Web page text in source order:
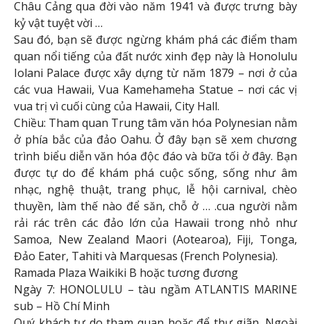
Châu Cảng qua đời vào năm 1941 và được trưng bày
kỷ vật tuyệt vời …
Sau đó, bạn sẽ được ngừng khám phá các điểm tham
quan nổi tiếng của đất nước xinh đẹp này là Honolulu
Iolani Palace được xây dựng từ năm 1879 – nơi ở của
các vua Hawaii, Vua Kamehameha Statue – nơi các vị
vua trị vì cuối cùng của Hawaii, City Hall.
Chiều: Tham quan Trung tâm văn hóa Polynesian nằm
ở phía bắc của đảo Oahu. Ở đây bạn sẽ xem chương
trình biểu diễn văn hóa độc đáo và bữa tối ở đây. Bạn
được tự do để khám phá cuộc sống, sống như âm
nhạc, nghệ thuật, trang phục, lễ hội carnival, chèo
thuyền, làm thế nào để săn, chỗ ở … .cua người nằm
rải rác trên các đảo lớn của Hawaii trong nhỏ như
Samoa, New Zealand Maori (Aotearoa), Fiji, Tonga,
Đảo Eater, Tahiti và Marquesas (French Polynesia).
Ramada Plaza Waikiki B hoặc tương đương
Ngày 7: HONOLULU – tàu ngầm ATLANTIS MARINE
sub – Hồ Chí Minh